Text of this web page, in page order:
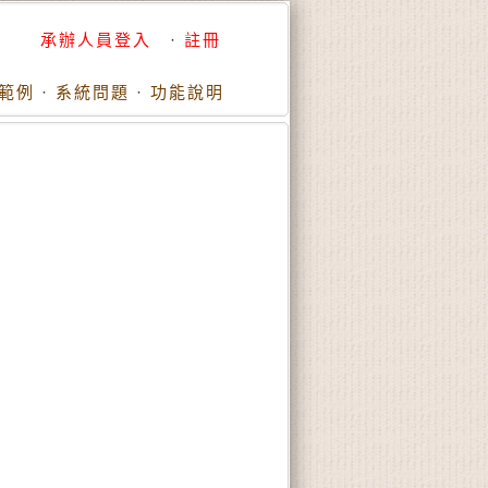
承辦人員登入 · 註冊
例 · 系統問題 · 功能說明